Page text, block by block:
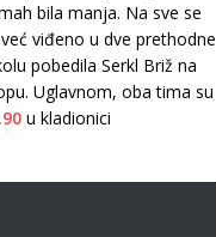
bila manja. Na sve se
viđeno u dve prethodne
pobedila Serkl Briž na
Uglavnom, oba tima su
u kladionici